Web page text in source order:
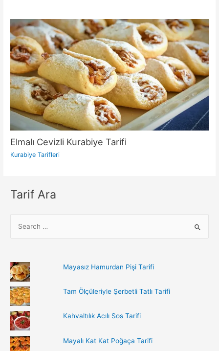
Elmalı Cevizli Kurabiye Tarifi
Kurabiye Tarifleri
Tarif Ara
c
h
f
o
r
:
Mayasız Hamurdan Pişi Tarifi
Tam Ölçüleriyle Şerbetli Tatlı Tarifi
Kahvaltılık Acılı Sos Tarifi
Mayalı Kat Kat Poğaça Tarifi